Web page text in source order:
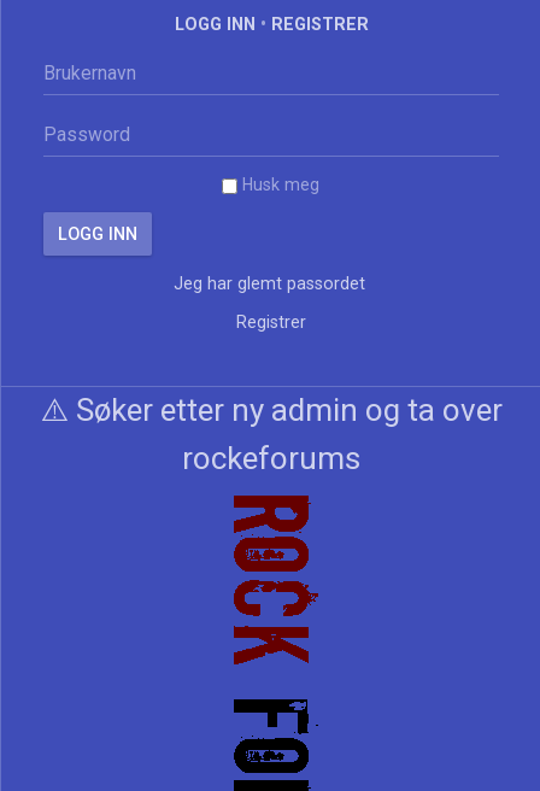
LOGG INN • REGISTRER
Husk meg
Jeg har glemt passordet
Registrer
⚠️ Søker etter ny admin og ta over
rockeforums